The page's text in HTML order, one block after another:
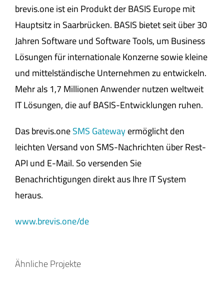
brevis.one ist ein Produkt der BASIS Europe mit
Hauptsitz in Saarbrücken. BASIS bietet seit über 30
Jahren Software und Software Tools, um Business
Lösungen für internationale Konzerne sowie kleine
und mittelständische Unternehmen zu entwickeln.
Mehr als 1,7 Millionen Anwender nutzen weltweit
IT Lösungen, die auf BASIS-Entwicklungen ruhen.
Das brevis.oneSMS Gatewayermöglicht den
leichten Versand von SMS-Nachrichten über Rest-
API und E-Mail. So versenden Sie
Benachrichtigungen direkt aus Ihre IT System
heraus.
www.brevis.one/de
Ähnliche Projekte